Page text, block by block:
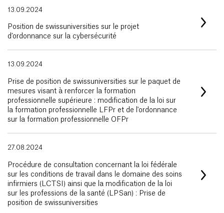
13.09.2024
Position de swissuniversities sur le projet
d’ordonnance sur la cybersécurité
13.09.2024
Prise de position de swissuniversities sur le paquet de
mesures visant à renforcer la formation
professionnelle supérieure : modification de la loi sur
la formation professionnelle LFPr et de l'ordonnance
sur la formation professionnelle OFPr
27.08.2024
Procédure de consultation concernant la loi fédérale
sur les conditions de travail dans le domaine des soins
infirmiers (LCTSI) ainsi que la modification de la loi
sur les professions de la santé (LPSan) : Prise de
position de swissuniversities